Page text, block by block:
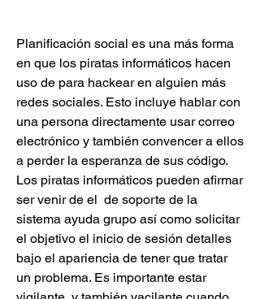
Planificación social es una más forma
en que los piratas informáticos hacen
uso de para hackear en alguien más
redes sociales. Esto incluye hablar con
una persona directamente usar correo
electrónico y también convencer a ellos
a perder la esperanza de sus código.
Los piratas informáticos pueden afirmar
ser venir de el  de soporte de la
sistema ayuda grupo así como solicitar
el objetivo el inicio de sesión detalles
bajo el apariencia de tener que tratar
un problema. Es importante estar